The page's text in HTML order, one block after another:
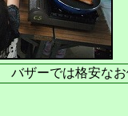
バザーでは格安な